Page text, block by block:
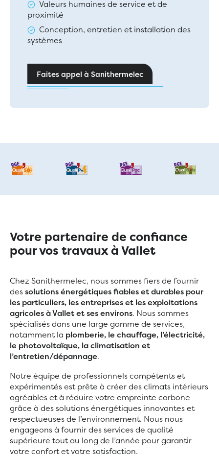
Valeurs humaines de service et de
proximité
Conception, entretien et installation des
systèmes
Faites appel à Sanithermelec
Votre partenaire de confiance
pour vos travaux à Vallet
Chez Sanithermelec, nous sommes fiers de fournir
dessolutions énergétiques fiables et durables pour
les particuliers, les entreprises et les exploitations
agricoles à Vallet et ses environs. Nous sommes
spécialisés dans une large gamme de services,
notamment la plomberie, le chauffage, l’électricité,
le photovoltaïque, la climatisation et
l’entretien/dépannage.
Notre équipe de professionnels compétents et
expérimentés est prête à créer des climats intérieurs
agréables et à réduire votre empreinte carbone
grâce à des solutions énergétiques innovantes et
respectueuses de l’environnement. Nous nous
engageons à fournir des services de qualité
supérieure tout au long de l’année pour garantir
votre confort et votre satisfaction.